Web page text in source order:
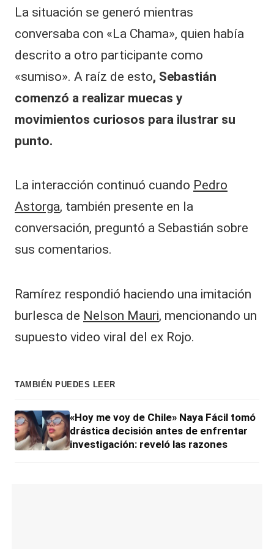
La situación se generó mientras
conversaba con «La Chama», quien había
descrito a otro participante como
«sumiso». A raíz de esto, Sebastián
comenzó a realizar muecas y
movimientos curiosos para ilustrar su
punto.
La interacción continuó cuando Pedro
Astorga, también presente en la
conversación, preguntó a Sebastián sobre
sus comentarios.
Ramírez respondió haciendo una imitación
burlesca de Nelson Mauri, mencionando un
supuesto video viral del ex Rojo.
TAMBIÉN PUEDES LEER
«Hoy me voy de Chile» Naya Fácil tomó
drástica decisión antes de enfrentar
investigación: reveló las razones